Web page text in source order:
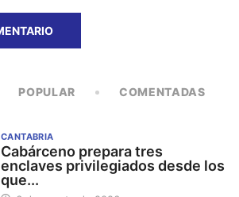
POPULAR COMENTADAS
CANTABRIA
Cabárceno prepara tres
enclaves privilegiados desde los
que...